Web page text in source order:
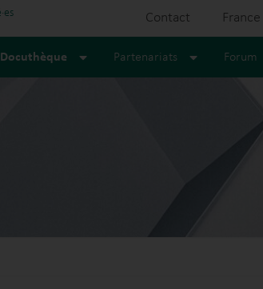
Contact
Docuthèque Partenariats Forum